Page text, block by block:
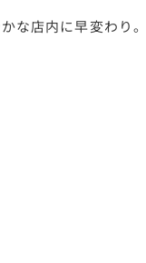
な店内に早変わり